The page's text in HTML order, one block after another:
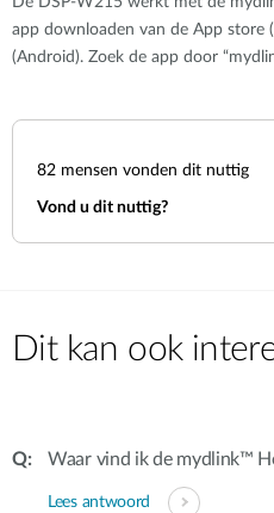
app downloaden van de App store
(Android). Zoek de app door
82 mensen vonden dit nuttig
Vond u dit nuttig?
Dit kan ook
Waar vind ik de mydlink™
Lees antwoord